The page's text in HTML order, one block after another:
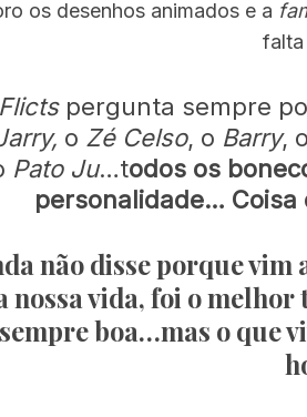
os desenhos animados e a
Flictspergunta sempre
o Zé Celso, o Barry, o
Pato Ju…todos os
personalidade… Coisa
não disse porque
nossa vida, foi o melhor
boa…mas o que